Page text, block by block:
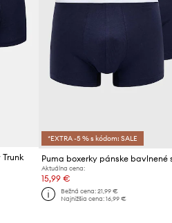
*EXTRA -5 % s kódom: SALE
Aktuálna cena:
15,99 €
Bežná cena: 21,99 €
Najnižšia cena: 16,99 €